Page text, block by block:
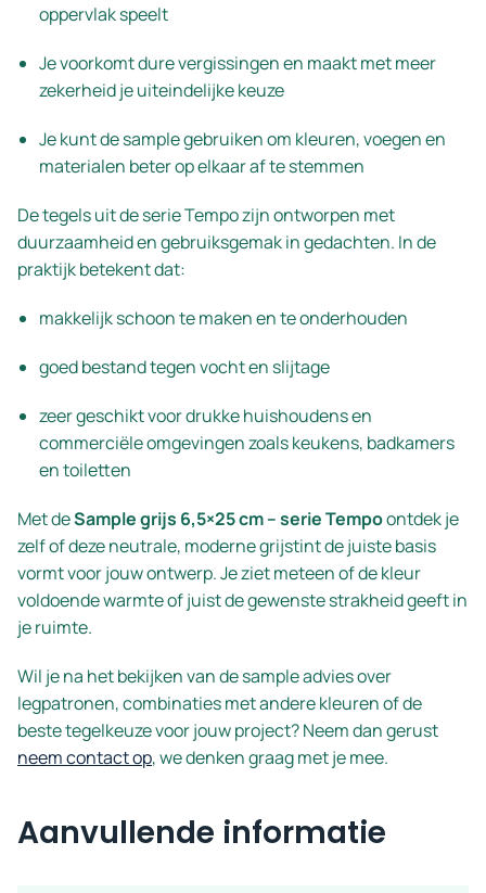
oppervlak speelt
Je voorkomt dure vergissingen en maakt met meer
zekerheid je uiteindelijke keuze
Je kunt de sample gebruiken om kleuren, voegen en
materialen beter op elkaar af te stemmen
De tegels uit de serie Tempo zijn ontworpen met
duurzaamheid en gebruiksgemak in gedachten. In de
praktijk betekent dat:
makkelijk schoon te maken en te onderhouden
goed bestand tegen vocht en slijtage
zeer geschikt voor drukke huishoudens en
commerciële omgevingen zoals keukens, badkamers
en toiletten
Met deSample grijs 6,5×25 cm – serie Tempoontdek je
zelf of deze neutrale, moderne grijstint de juiste basis
vormt voor jouw ontwerp. Je ziet meteen of de kleur
voldoende warmte of juist de gewenste strakheid geeft in
je ruimte.
Wil je na het bekijken van de sample advies over
legpatronen, combinaties met andere kleuren of de
beste tegelkeuze voor jouw project? Neem dan gerust
neem contact op, we denken graag met je mee.
Aanvullende informatie